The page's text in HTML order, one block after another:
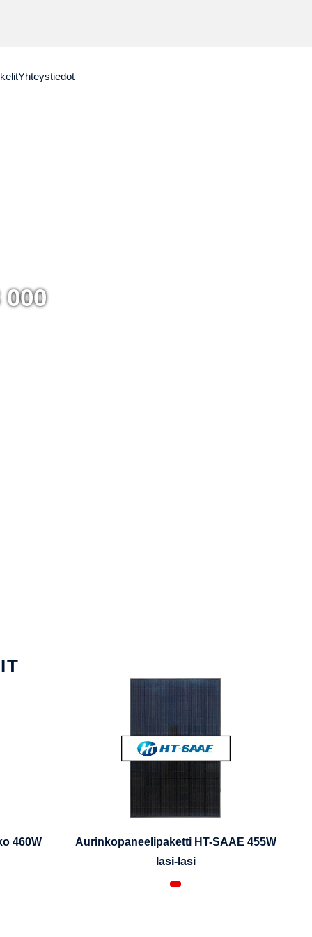
Yhteystiedot
460W
Aurinkopaneelipaketti HT-SAAE 455W
lasi-lasi